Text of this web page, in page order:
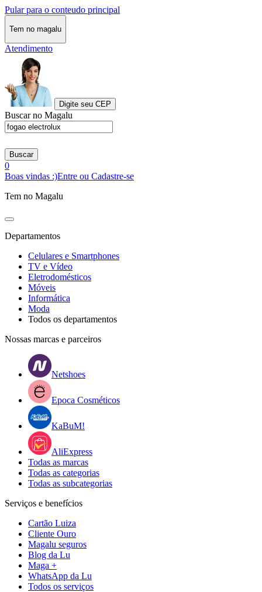
Pular para o conteudo principal
Tem no magalu
Atendimento
Digite seu CEP
Buscar no Magalu
Buscar
0
Boas vindas :)Entre ou Cadastre-se
Tem no Magalu
Departamentos
Celulares e Smartphones
TV e Vídeo
Eletrodomésticos
Móveis
Informática
Moda
Todos os departamentos
Nossas marcas e parceiros
Netshoes
Epoca Cosméticos
KaBuM!
AliExpress
Todas as marcas
Todas as categorias
Todas as subcategorias
Serviços e benefícios
Cartão Luiza
Cliente Ouro
Magalu seguros
Blog da Lu
Maga +
WhatsApp da Lu
Todos os serviços